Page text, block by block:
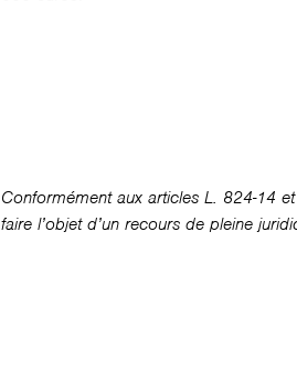
Conformément aux articles L. 824-14
faire l’objet d’un recours de pleine